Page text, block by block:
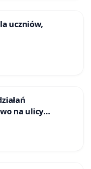
uczniów,
na ulicy